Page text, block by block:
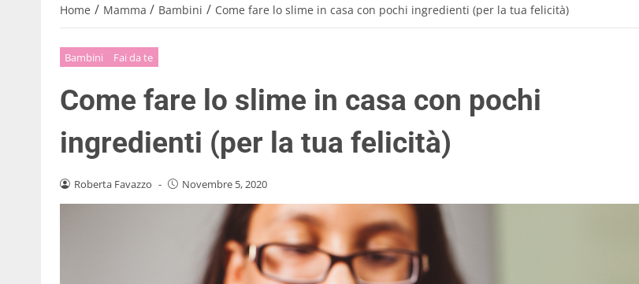
Home / Mamma / Bambini / Come fare lo slime in casa con pochi ingredienti (per la tua felicità)
Bambini Fai da te
Come fare lo slime in casa con pochi
ingredienti (per la tua felicità)
Roberta Favazzo - Novembre 5, 2020